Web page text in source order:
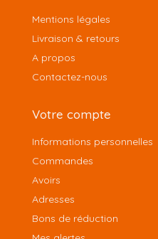
Mentions légales
Livraison & retours
A propos
Contactez-nous
Votre compte
Informations personnelles
Commandes
Avoirs
Adresses
Bons de réduction